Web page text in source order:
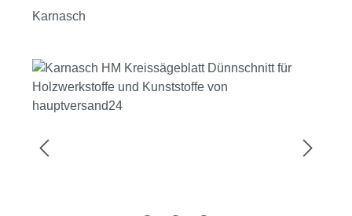
Karnasch
Bildergalerie überspringen